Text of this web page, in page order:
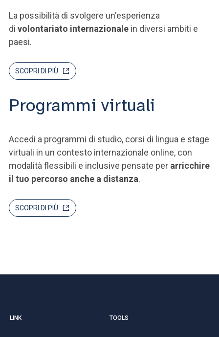
La possibilità di svolgere un'esperienza
di volontariato internazionale in diversi ambiti e
paesi.
SCOPRI DI PIÙ
Programmi virtuali
Accedi a programmi di studio, corsi di lingua e stage
virtuali in un contesto internazionale online, con
modalità flessibili e inclusive pensate per arricchire
il tuo percorso anche a distanza.
SCOPRI DI PIÙ
LINK TOOLS